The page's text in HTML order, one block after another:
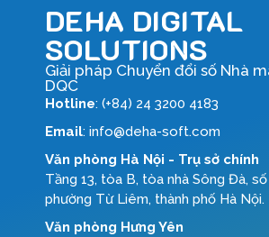
DEHA DIGITAL
SOLUTIONS
Giải pháp Chuyển đổi số Nhà
DQC
Hotline: (+84) 24 3200 4183
Email: info@deha-soft.com
Văn phòng Hà Nội - Trụ sở chính
Tầng 13, tòa B, tòa nhà Sông Đà,
phường Từ Liêm, thành phố Hà Nội.
Văn phòng Hưng Yên